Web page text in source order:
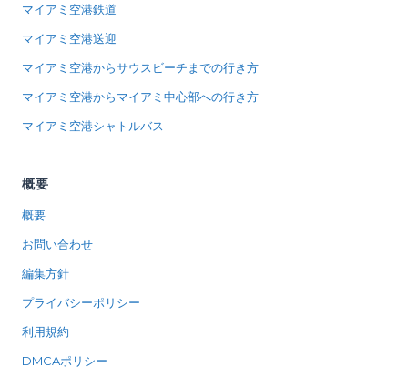
マイアミ空港鉄道
マイアミ空港送迎
マイアミ空港からサウスビーチまでの行き方
マイアミ空港からマイアミ中心部への行き方
マイアミ空港シャトルバス
概要
概要
お問い合わせ
編集方針
プライバシーポリシー
利用規約
DMCAポリシー